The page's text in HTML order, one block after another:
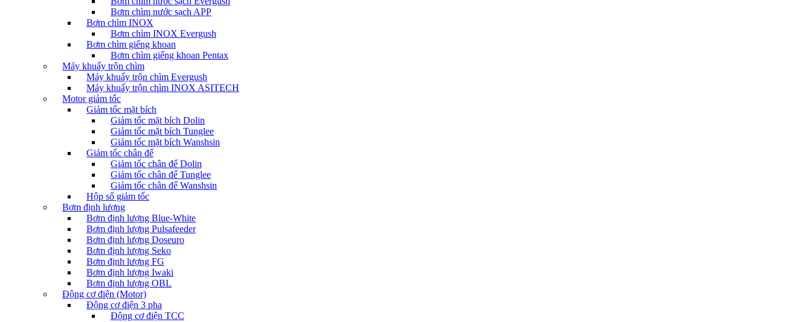
Bơm chìm nước sạch APP
Bơm chìm INOX
Bơm chìm INOX Evergush
Bơm chìm giếng khoan
Bơm chìm giếng khoan Pentax
Máy khuấy trộn chìm
Máy khuấy trộn chìm Evergush
Máy khuấy trộn chìm INOX ASITECH
Motor giảm tốc
Giảm tốc mặt bích
Giảm tốc mặt bích Dolin
Giảm tốc mặt bích Tunglee
Giảm tốc mặt bích Wanshsin
Giảm tốc chân đế
Giảm tốc chân đế Dolin
Giảm tốc chân đế Tunglee
Giảm tốc chân đế Wanshsin
Hộp số giảm tốc
Bơm định lượng
Bơm định lượng Blue-White
Bơm định lượng Pulsafeeder
Bơm định lượng Doseuro
Bơm định lượng Seko
Bơm định lượng FG
Bơm định lượng Iwaki
Bơm định lượng OBL
Động cơ điện (Motor)
Động cơ điện 3 pha
Động cơ điện TCC